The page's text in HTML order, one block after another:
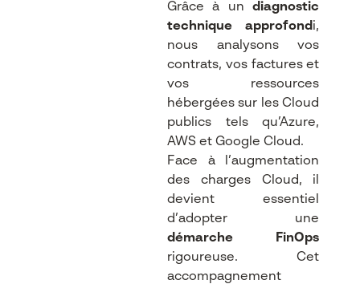
Grâce à undiagnostic
technique approfondi,
nous analysons vos
contrats, vos factures et
vos ressources
hébergées sur les Cloud
publics tels qu’Azure,
AWS et Google Cloud.
Face à l’augmentation
des charges Cloud, il
devient essentiel
d’adopter une
démarche FinOps
rigoureuse. Cet
accompagnement